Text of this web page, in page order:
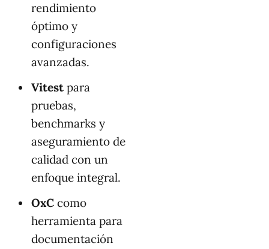
rendimiento
óptimo y
configuraciones
avanzadas.
Vitest para
pruebas,
benchmarks y
aseguramiento de
calidad con un
enfoque integral.
OxC como
herramienta para
documentación